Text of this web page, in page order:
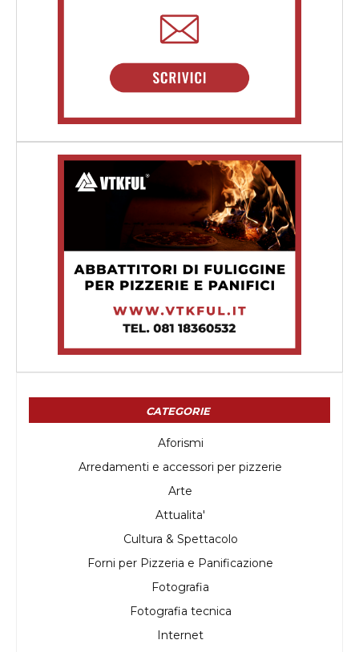
CATEGORIE
Aforismi
Arredamenti e accessori per pizzerie
Arte
Attualita'
Cultura & Spettacolo
Forni per Pizzeria e Panificazione
Fotografia
Fotografia tecnica
Internet